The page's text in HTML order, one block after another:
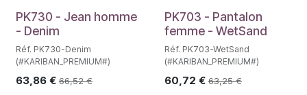
PK730 - Jean homme
- Denim
Réf. PK730-Denim
(#KARIBAN_PREMIUM#)
63,86 € 66,52€
PK703 - Pantalon
femme - WetSand
Réf. PK703-WetSand
(#KARIBAN_PREMIUM#)
60,72 € 63,25€